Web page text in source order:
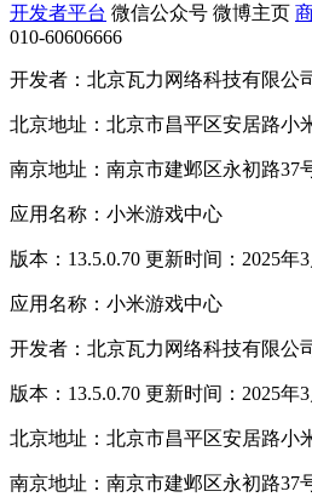
开发者平台 微信公众号 微博主页
010-60606666
开发者：北京瓦力网络科技有限公
北京地址：北京市昌平区安居路小
南京地址：南京市建邺区永初路37
应用名称：小米游戏中心
版本：13.5.0.70 更新时间：2025年3
应用名称：小米游戏中心
开发者：北京瓦力网络科技有限公
版本：13.5.0.70 更新时间：2025年3
北京地址：北京市昌平区安居路小
南京地址：南京市建邺区永初路37